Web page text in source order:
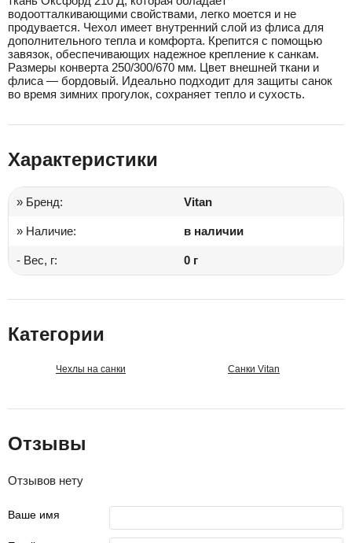
водоотталкивающими свойствами, легко моется и не
продувается. Чехол имеет внутренний слой из флиса для
дополнительного тепла и комфорта. Крепится с помощью
завязок, обеспечивающих надежное крепление к санкам.
Размеры конверта 250/300/670 мм. Цвет внешней ткани и
флиса — бордовый. Идеально подходит для защиты санок
во время зимних прогулок, сохраняет тепло и сухость.
Характеристики
» Бренд: Vitan
» Наличие: в наличии
- Вес, г: 0 г
Категории
Чехлы на санки Санки Vitan
Отзывы
Отзывов нету
Ваше имя